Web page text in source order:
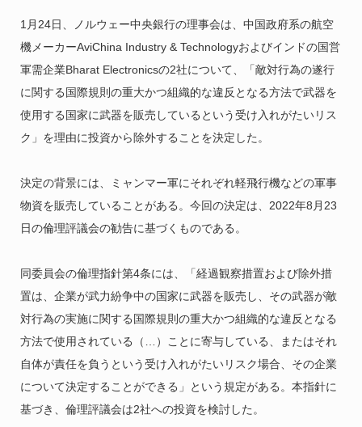
1月24日、ノルウェー中央銀行の理事会は、中国政府系の航空
機メーカーAviChina Industry & Technologyおよびインドの国営
軍需企業Bharat Electronicsの2社について、「敵対行為の遂行
に関する国際規則の重大かつ組織的な違反となる方法で武器を
使用する国家に武器を販売しているという受け入れがたいリス
ク」を理由に投資から除外することを決定した。
決定の背景には、ミャンマー軍にそれぞれ軽飛行機などの軍事
物資を販売していることがある。今回の決定は、2022年8月23
日の倫理評議会の勧告に基づくものである。
同委員会の倫理指針第4条には、「経過観察措置および除外措
置は、企業が武力紛争中の国家に武器を販売し、その武器が敵
対行為の実施に関する国際規則の重大かつ組織的な違反となる
方法で使用されている（…）ことに寄与している、またはそれ
自体が責任を負うという受け入れがたいリスク場合、その企業
について決定することができる」という規定がある。本指針に
基づき、倫理評議会は2社への投資を検討した。